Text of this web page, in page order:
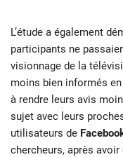
L’étude a également
participants ne
visionnage de la
moins bien informés
à rendre leurs avis
sujet avec leurs
utilisateurs de
chercheurs, après